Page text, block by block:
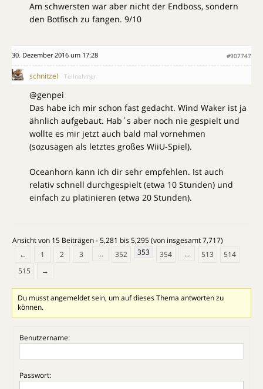
Am schwersten war aber nicht der Endboss, sondern
den Botfisch zu fangen. 9/10
30. Dezember 2016 um 17:28 #907747
schnitzel Teilnehmer
@genpei
Das habe ich mir schon fast gedacht. Wind Waker ist ja
ähnlich aufgebaut. Hab´s aber noch nie gespielt und
wollte es mir jetzt auch bald mal vornehmen
(sozusagen als letztes großes WiiU-Spiel).
Oceanhorn kann ich dir sehr empfehlen. Ist auch
relativ schnell durchgespielt (etwa 10 Stunden) und
einfach zu platinieren (etwa 20 Stunden).
Ansicht von 15 Beiträgen - 5,281 bis 5,295 (von insgesamt 7,717)
←
1 2 3 … 352 353 354 … 513
514
515
→
Du musst angemeldet sein, um auf dieses Thema antworten zu
können.
Benutzername:
Passwort: